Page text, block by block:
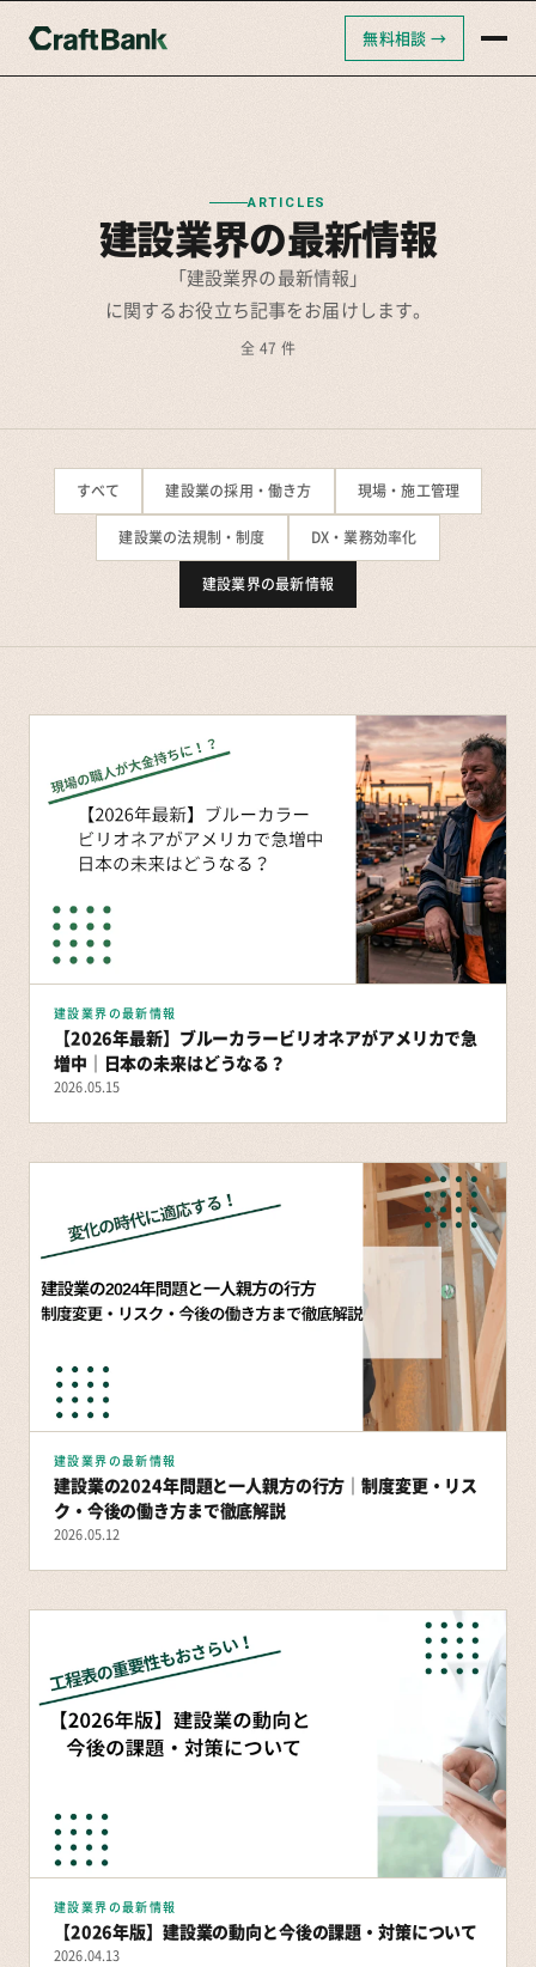
クラフトバンクAI 無料相談 →
ARTICLES
建設業界の最新情報
「建設業界の最新情報」
に関するお役立ち記事をお届けします。
全 47 件
すべて 建設業の採用・働き方 現場・施工管理
建設業の法規制・制度 DX・業務効率化
建設業界の最新情報
建設業界の最新情報
【2026年最新】ブルーカラービリオネアがアメリカで急
増中｜日本の未来はどうなる？
2026.05.15
建設業界の最新情報
建設業の2024年問題と一人親方の行方｜制度変更・リス
ク・今後の働き方まで徹底解説
2026.05.12
建設業界の最新情報
【2026年版】建設業の動向と今後の課題・対策について
2026.04.13